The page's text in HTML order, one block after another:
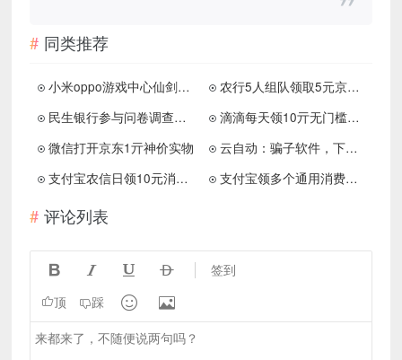
同类推荐
小米oppo游戏中心仙剑奇侠传领支付宝现金
农行5人组队领取5元京东E卡
民生银行参与问卷调查可以获得3元云闪付红包
滴滴每天领10亓无门槛专车券
微信打开京东1亓神价实物
云自动：骗子软件，下载登录薅1元
支付宝农信日领10元消费红包，可变现
支付宝领多个通用消费红包
评论列表
    签到
顶 踩  